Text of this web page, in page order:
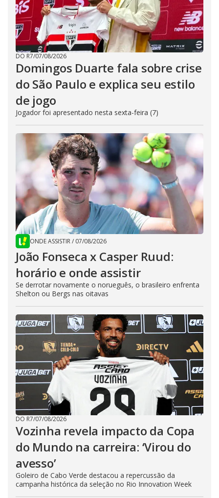
DO R7/07/08/2026
Domingos Duarte fala sobre crise
do São Paulo e explica seu estilo
de jogo
Jogador foi apresentado nesta sexta-feira (7)
ONDE ASSISTIR/ 07/08/2026
João Fonseca x Casper Ruud:
horário e onde assistir
Se derrotar novamente o norueguês, o brasileiro enfrenta
Shelton ou Bergs nas oitavas
DO R7/07/08/2026
Vozinha revela impacto da Copa
do Mundo na carreira: ‘Virou do
avesso’
Goleiro de Cabo Verde destacou a repercussão da
campanha histórica da seleção no Rio Innovation Week